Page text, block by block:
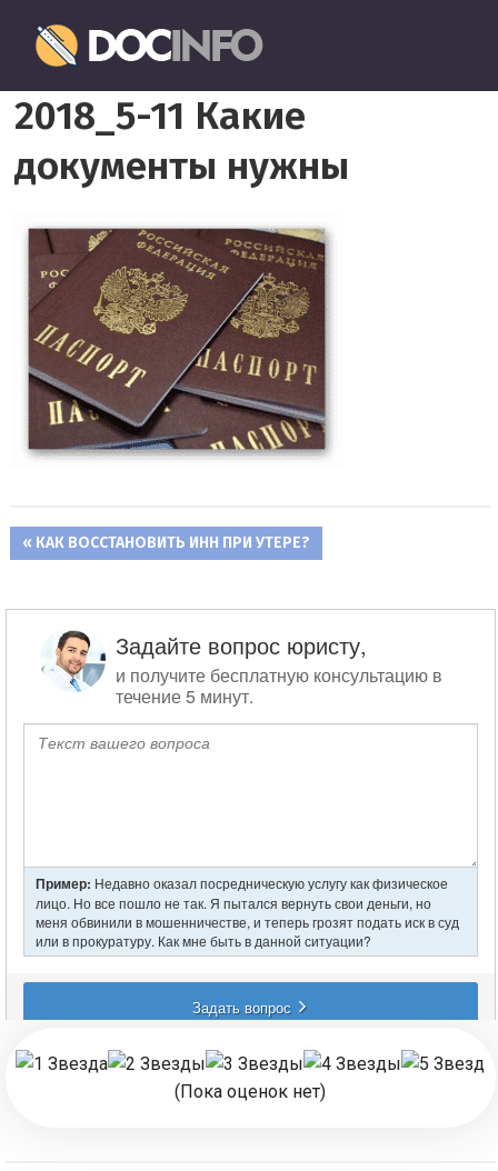
перейти
к
содержимому
оформление
и
заполнение
документов
2018_5-11 Какие
документы нужны
Навигация
по
записям
ПРЕДЫДУЩАЯ
КАК ВОССТАНОВИТЬ ИНН ПРИ УТЕРЕ?
(Пока оценок нет)